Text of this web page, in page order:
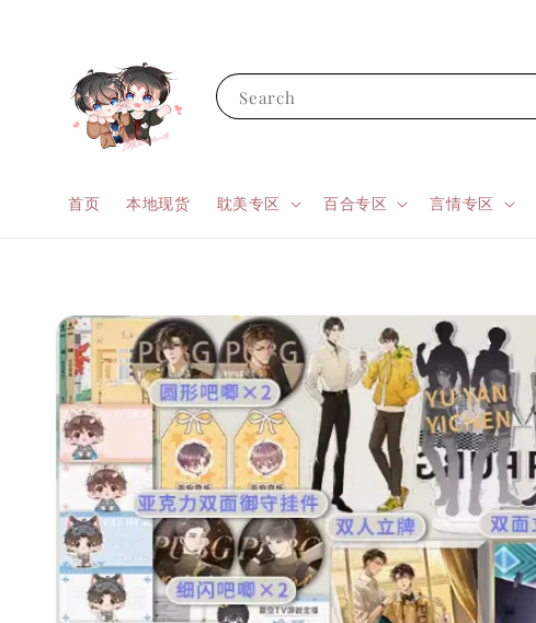
Search
首页 本地现货 耽美专区 百合专区 言情专区